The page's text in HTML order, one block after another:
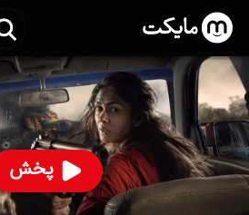
پخش
فیلم هندی داستان عاشقانه یک راهزن
Dacoit: A Love Story 2026
۸۴ 94% ۷.۵
ساخت هند سال 2026
رده سنی ۱۸+